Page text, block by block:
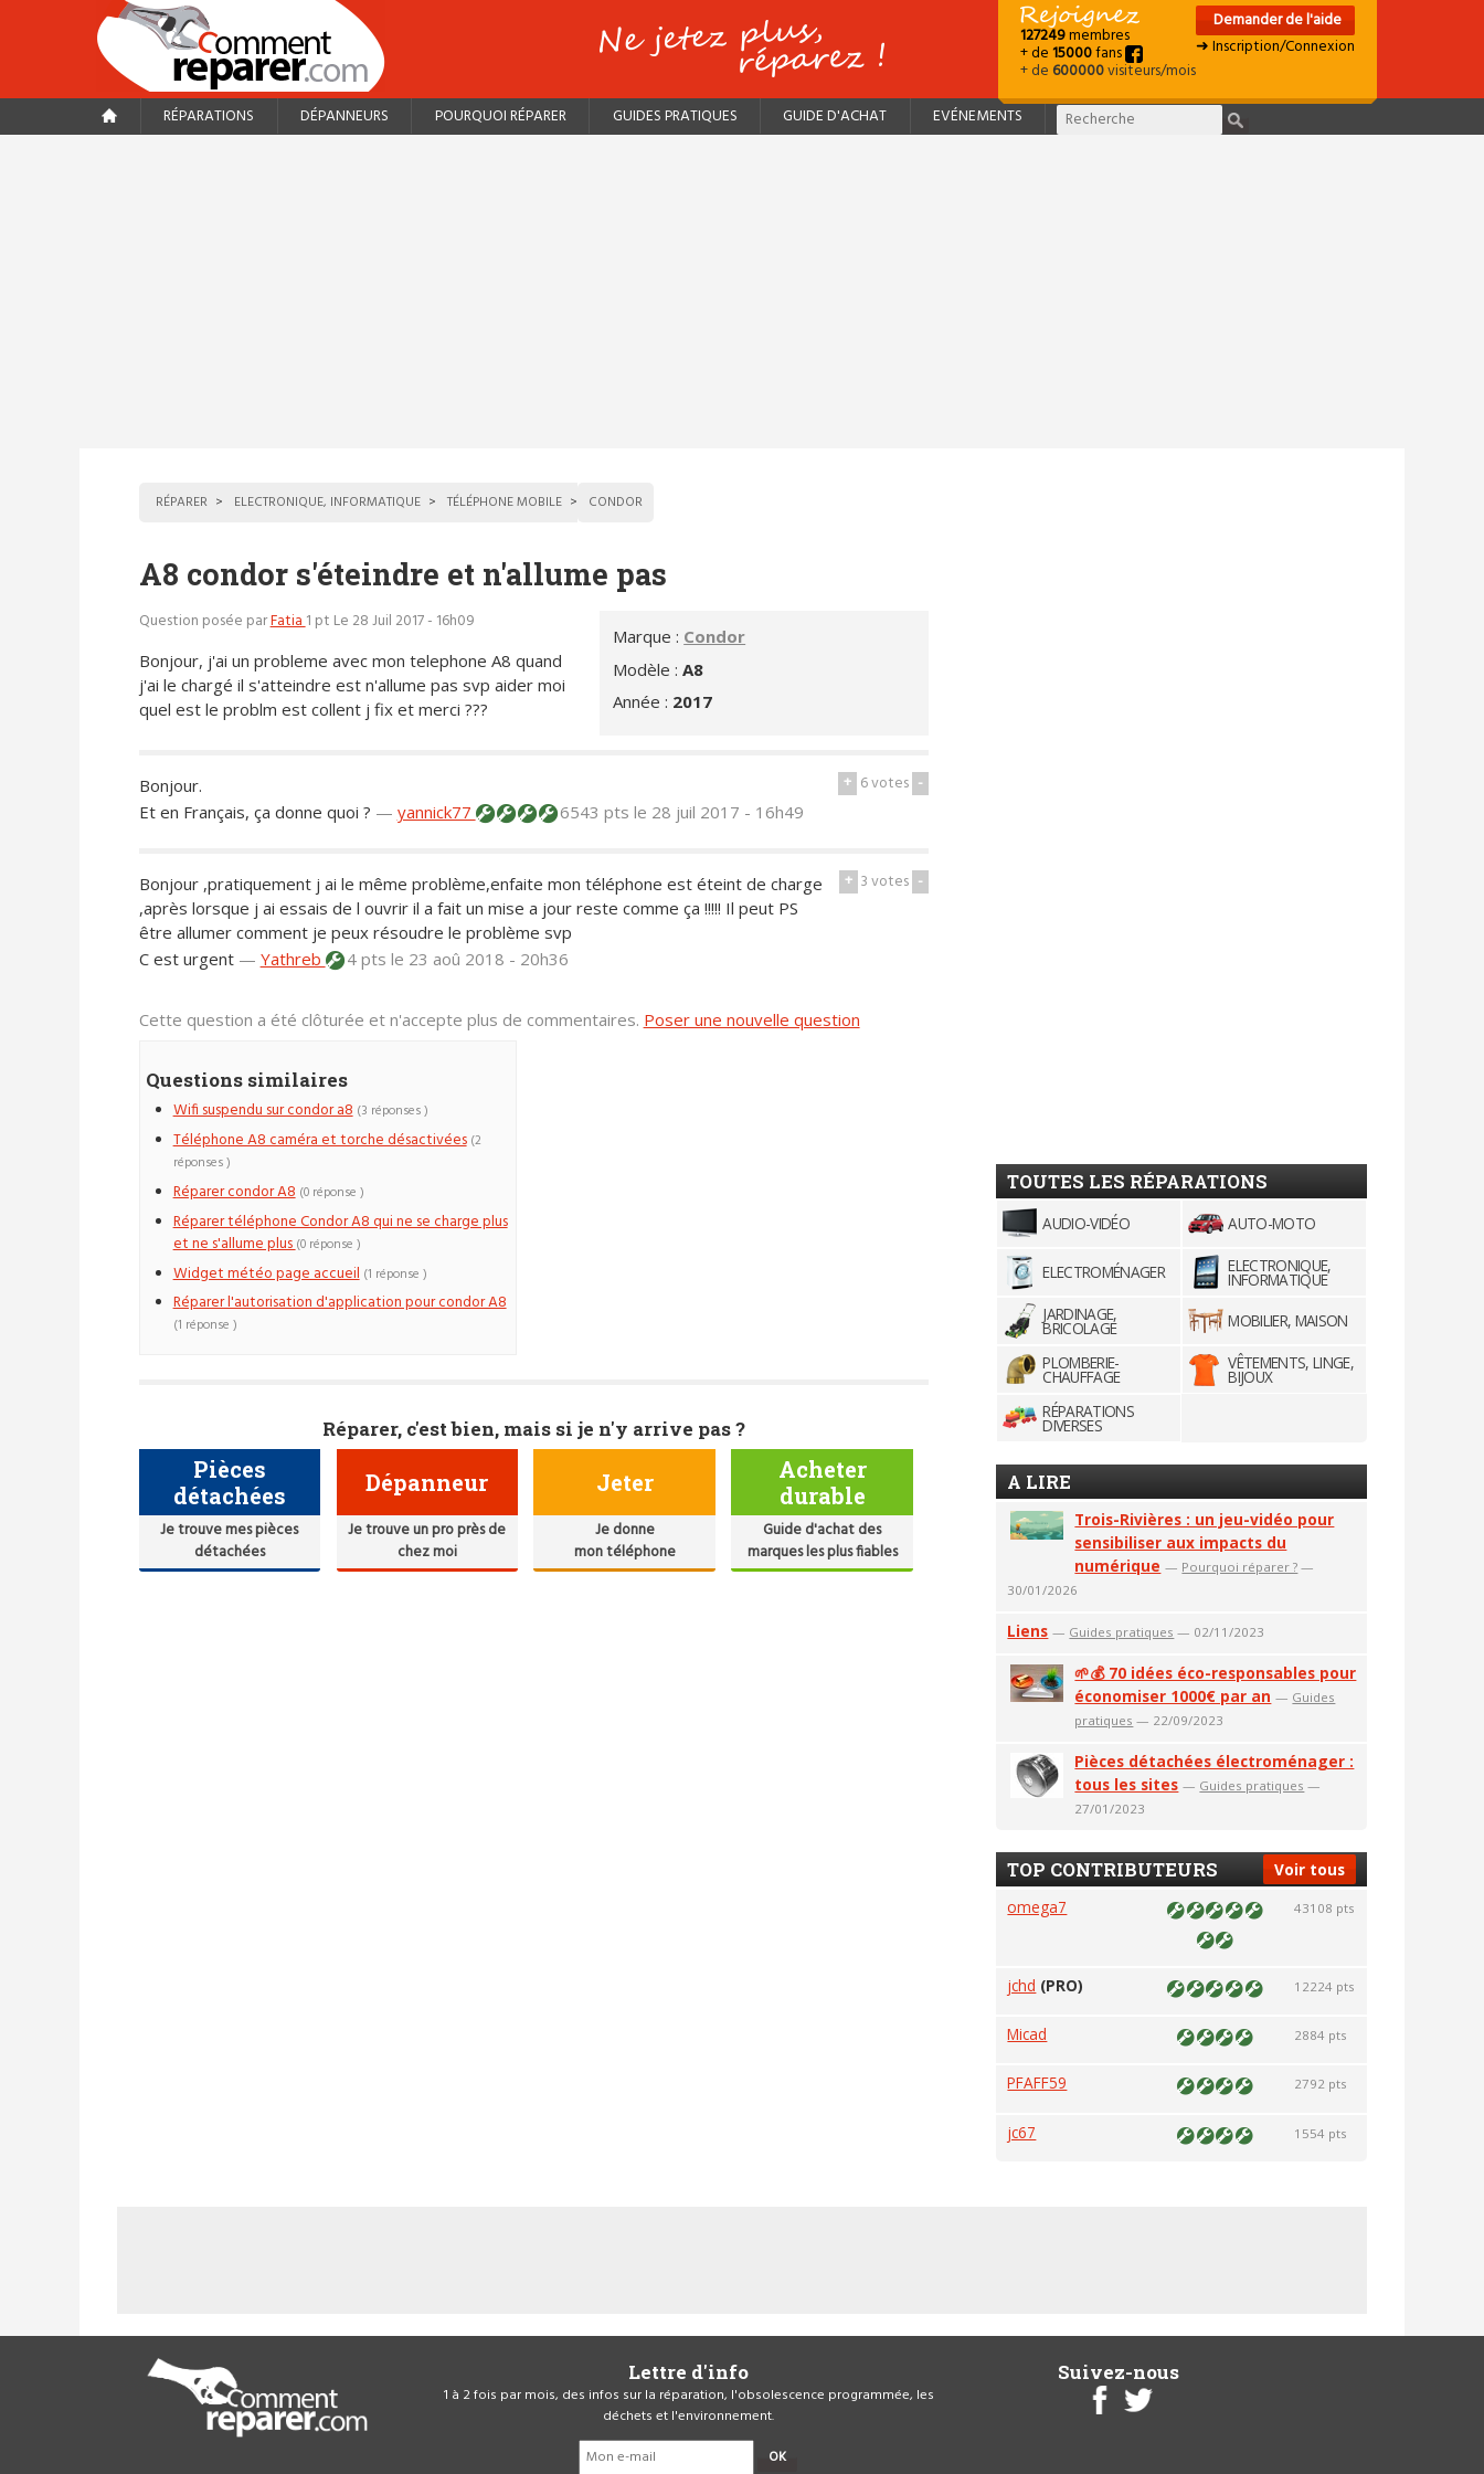
127249membres
+ de15000fans
+ de600000visiteurs/mois
Demander de l'aide
➜ Inscription/Connexion
RÉPARATIONS DÉPANNEURS POURQUOI RÉPARER GUIDES PRATIQUES GUIDE D'ACHAT EVÉNEMENTS
RÉPARER ELECTRONIQUE, INFORMATIQUE TÉLÉPHONE MOBILE CONDOR
A8 condor s'éteindre et n'allume pas
Marque : Condor
Modèle :A8
Année : 2017
Question posée parFatia1 pt Le 28 Juil 2017 - 16h09
Bonjour, j'ai un probleme avec mon telephone A8 quand
j'ai le chargé il s'atteindre est n'allume pas svp aider moi
quel est le problm est collent j fix et merci ???
+ 6votes -
Bonjour.
Et en Français, ça donne quoi ? — yannick77 6543 pts le 28 juil 2017 - 16h49
+ 3votes -
Bonjour ,pratiquement j ai le même problème,enfaite mon téléphone est éteint de charge
,après lorsque j ai essais de l ouvrir il a fait un mise a jour reste comme ça !!!!! Il peut PS
être allumer comment je peux résoudre le problème svp
C est urgent — Yathreb 4 pts le 23 aoû 2018 - 20h36
Cette question a été clôturée et n'accepte plus de commentaires. Poser une nouvelle question
Questions similaires
Wifi suspendu sur condor a8 (3 réponses )
Téléphone A8 caméra et torche désactivées (2
réponses )
Réparer condor A8 (0 réponse )
Réparer téléphone Condor A8 qui ne se charge plus
et ne s'allume plus(0 réponse )
Widget météo page accueil (1 réponse )
Réparer l'autorisation d'application pour condor A8
(1 réponse )
Réparer, c'est bien, mais si je n'y arrive pas ?
Pièces
détachées
Je trouve mes pièces
détachées
Dépanneur
Je trouve un pro près de
chez moi
Jeter
Je donne
mon téléphone
Acheter
durable
Guide d'achat des
marques les plus fiables
TOUTES LES RÉPARATIONS
AUDIO-VIDÉO AUTO-MOTO
ELECTROMÉNAGER ELECTRONIQUE,
INFORMATIQUE
JARDINAGE,
BRICOLAGE
MOBILIER, MAISON
PLOMBERIE-
CHAUFFAGE
VÊTEMENTS, LINGE,
BIJOUX
RÉPARATIONS
DIVERSES
A LIRE
Trois-Rivières : un jeu-vidéo pour
sensibiliser aux impacts du
numérique — Pourquoi réparer ? —
30/01/2026
Liens — Guides pratiques — 02/11/2023
🌱💰 70 idées éco-responsables pour
économiser 1000€ par an — Guides
pratiques — 22/09/2023
Pièces détachées électroménager :
tous les sites — Guides pratiques —
27/01/2023
Voir tous
TOP CONTRIBUTEURS
omega7 43108 pts
jchd (PRO) 12224 pts
Micad 2884 pts
PFAFF59 2792 pts
jc67 1554 pts
Lettre d'info
1 à 2 fois par mois, des infos sur la réparation, l'obsolescence programmée, les
déchets et l'environnement.
OK
Suivez-nous